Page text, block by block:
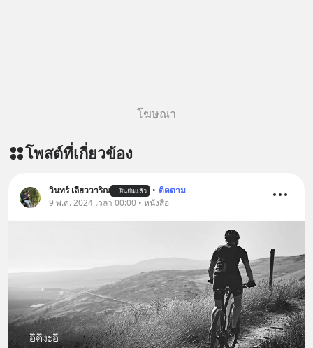
โฆษณา
โพสต์ที่เกี่ยวข้อง
วินทร์ เลียววาริณ ยืนยันแล้ว • ติดตาม
9 พ.ค. 2024 เวลา 00:00 • หนังสือ